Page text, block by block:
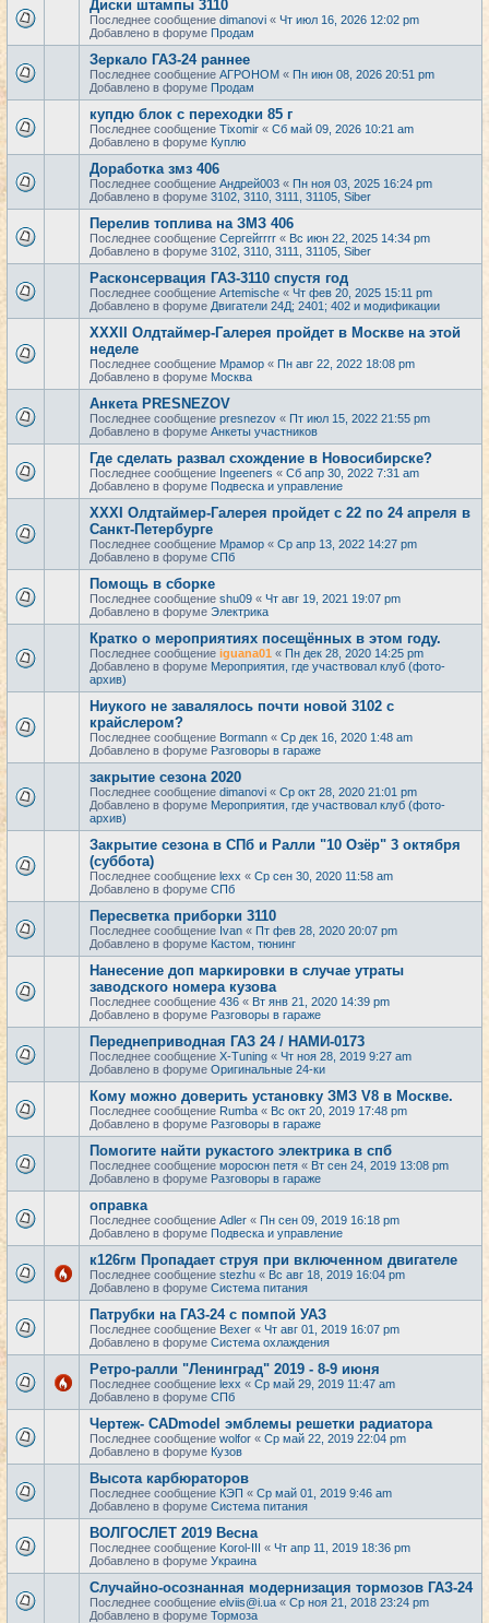
Диски штампы 3110
Последнее сообщение dimanovi « Чт июл 16, 2026 12:02 pm
Добавлено в форуме Продам
Зеркало ГАЗ-24 раннее
Последнее сообщение АГРОНОМ « Пн июн 08, 2026 20:51 pm
Добавлено в форуме Продам
купдю блок с переходки 85 г
Последнее сообщение Tixomir « Сб май 09, 2026 10:21 am
Добавлено в форуме Куплю
Доработка змз 406
Последнее сообщение Андрей003 « Пн ноя 03, 2025 16:24 pm
Добавлено в форуме 3102, 3110, 3111, 31105, Siber
Перелив топлива на ЗМЗ 406
Последнее сообщение Сергейrrrr « Вс июн 22, 2025 14:34 pm
Добавлено в форуме 3102, 3110, 3111, 31105, Siber
Расконсервация ГАЗ-3110 спустя год
Последнее сообщение Artemische « Чт фев 20, 2025 15:11 pm
Добавлено в форуме Двигатели 24Д; 2401; 402 и модификации
XXXII Олдтаймер-Галерея пройдет в Москве на этой
неделе
Последнее сообщение Мрамор « Пн авг 22, 2022 18:08 pm
Добавлено в форуме Москва
Анкета PRESNEZOV
Последнее сообщение presnezov « Пт июл 15, 2022 21:55 pm
Добавлено в форуме Анкеты участников
Где сделать развал схождение в Новосибирске?
Последнее сообщение Ingeeners « Сб апр 30, 2022 7:31 am
Добавлено в форуме Подвеска и управление
XXXI Олдтаймер-Галерея пройдет с 22 по 24 апреля в
Санкт-Петербурге
Последнее сообщение Мрамор « Ср апр 13, 2022 14:27 pm
Добавлено в форуме СПб
Помощь в сборке
Последнее сообщение shu09 « Чт авг 19, 2021 19:07 pm
Добавлено в форуме Электрика
Кратко о мероприятиях посещённых в этом году.
Последнее сообщение iguana01 « Пн дек 28, 2020 14:25 pm
Добавлено в форуме Мероприятия, где участвовал клуб (фото-
архив)
Ниукого не завалялось почти новой 3102 с
крайслером?
Последнее сообщение Bormann « Ср дек 16, 2020 1:48 am
Добавлено в форуме Разговоры в гараже
закрытие сезона 2020
Последнее сообщение dimanovi « Ср окт 28, 2020 21:01 pm
Добавлено в форуме Мероприятия, где участвовал клуб (фото-
архив)
Закрытие сезона в СПб и Ралли "10 Озёр" 3 октября
(суббота)
Последнее сообщение lexx « Ср сен 30, 2020 11:58 am
Добавлено в форуме СПб
Пересветка приборки 3110
Последнее сообщение Ivan « Пт фев 28, 2020 20:07 pm
Добавлено в форуме Кастом, тюнинг
Нанесение доп маркировки в случае утраты
заводского номера кузова
Последнее сообщение 436 « Вт янв 21, 2020 14:39 pm
Добавлено в форуме Разговоры в гараже
Переднеприводная ГАЗ 24 / НАМИ-0173
Последнее сообщение X-Tuning « Чт ноя 28, 2019 9:27 am
Добавлено в форуме Оригинальные 24-ки
Кому можно доверить установку ЗМЗ V8 в Москве.
Последнее сообщение Rumba « Вс окт 20, 2019 17:48 pm
Добавлено в форуме Разговоры в гараже
Помогите найти рукастого электрика в спб
Последнее сообщение моросюн петя « Вт сен 24, 2019 13:08 pm
Добавлено в форуме Разговоры в гараже
оправка
Последнее сообщение Adler « Пн сен 09, 2019 16:18 pm
Добавлено в форуме Подвеска и управление
к126гм Пропадает струя при включенном двигателе
Последнее сообщение stezhu « Вс авг 18, 2019 16:04 pm
Добавлено в форуме Система питания
Патрубки на ГАЗ-24 с помпой УАЗ
Последнее сообщение Bexer « Чт авг 01, 2019 16:07 pm
Добавлено в форуме Система охлаждения
Ретро-ралли "Ленинград" 2019 - 8-9 июня
Последнее сообщение lexx « Ср май 29, 2019 11:47 am
Добавлено в форуме СПб
Чертеж- CADmodel эмблемы решетки радиатора
Последнее сообщение wolfor « Ср май 22, 2019 22:04 pm
Добавлено в форуме Кузов
Высота карбюраторов
Последнее сообщение КЭП « Ср май 01, 2019 9:46 am
Добавлено в форуме Система питания
ВОЛГОСЛЕТ 2019 Весна
Последнее сообщение Korol-III « Чт апр 11, 2019 18:36 pm
Добавлено в форуме Украина
Случайно-осознанная модернизация тормозов ГАЗ-24
Последнее сообщение elviis@i.ua « Ср ноя 21, 2018 23:24 pm
Добавлено в форуме Тормоза